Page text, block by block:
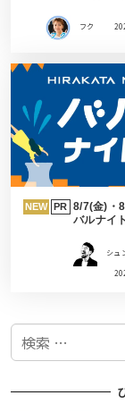
フク
NEW PR 8/7(金)・
バルナイト
シュ
検